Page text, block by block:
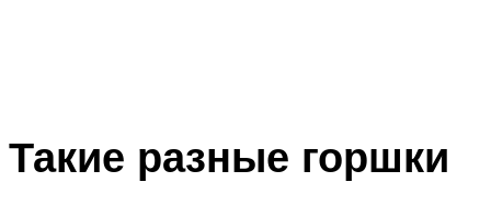
Такие разные горшки